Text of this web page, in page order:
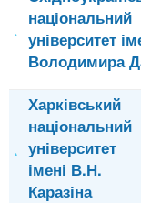
національний
університет
Володимира
Харківський
національний
університет
імені В.Н.
Каразіна